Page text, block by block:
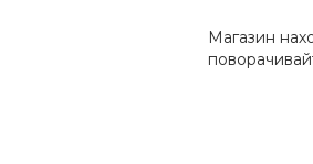
Магазин